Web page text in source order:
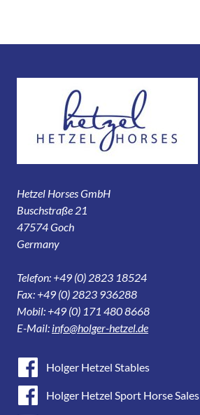
Hetzel Horses GmbH
Buschstraße 21
47574 Goch
Germany
Telefon: +49 (0) 2823 18524
Fax: +49 (0) 2823 936288
Mobil: +49 (0) 171 480 8668
E-Mail: info@holger-hetzel.de
Holger Hetzel Stables
Holger Hetzel Sport Horse Sales